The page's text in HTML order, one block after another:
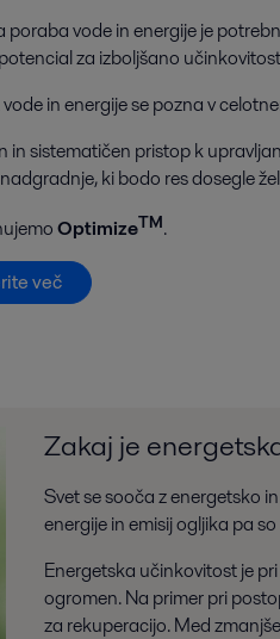
poraba vode in energije je
za izboljšano
in energije se pozna v
in sistematičen pristop k
ki bodo res dosegle
OptimizeTM.
več
Zakaj je
Svet se sooča z energetsko
energije in emisij ogljika pa
Energetska učinkovitost je
ogromen. Na primer pri
za rekuperacijo. Med